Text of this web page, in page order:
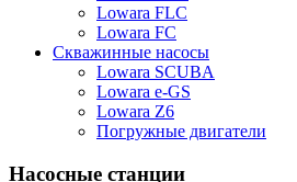
Lowara FLC
Lowara FC
Скважинные насосы
Lowara SCUBA
Lowara e-GS
Lowara Z6
Погружные двигатели
Насосные станции